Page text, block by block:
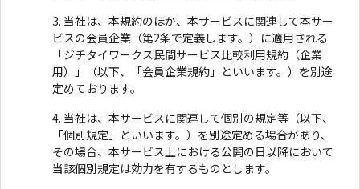
当社は、本規約のほか、本サービスに関連して本サー
ビスの会員企業（第2条で定義します。）に適用される
「ジチタイワークス民間サービス比較利用規約（企業
用）」（以下、「会員企業規約」といいます。）を別途
定めております。
当社は、本サービスに関連して個別の規定等（以下、
「個別規定」といいます。）を別途定める場合があり、
その場合、本サービス上における公開の日以降において
当該個別規定は効力を有するものとします。